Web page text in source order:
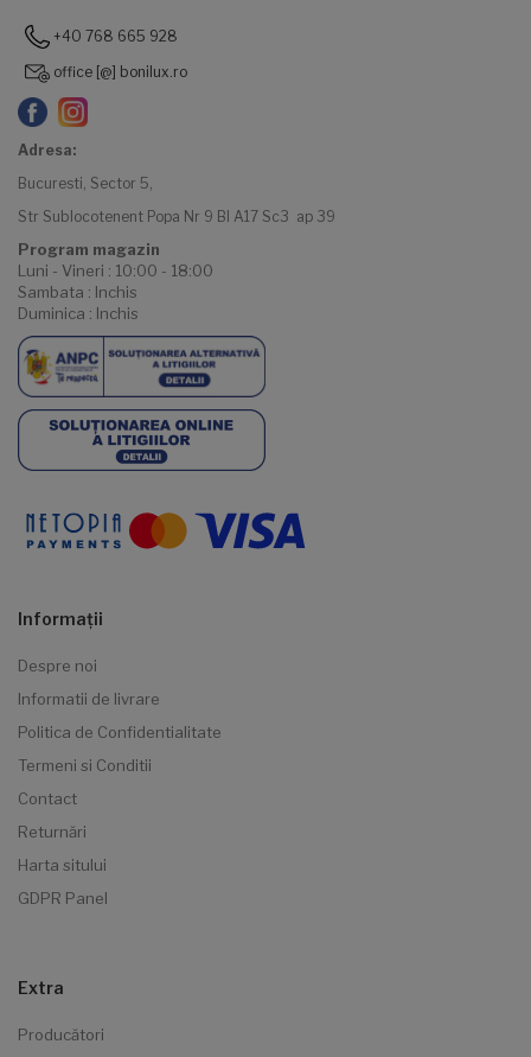
+40 768 665 928
office [@] bonilux.ro
Adresa:
Bucuresti, Sector 5,
Str Sublocotenent Popa Nr 9 Bl A17 Sc3 ap 39
Program magazin
Luni - Vineri : 10:00 - 18:00
Sambata : Inchis
Duminica : Inchis
Informaţii
Despre noi
Informatii de livrare
Politica de Confidentialitate
Termeni si Conditii
Contact
Returnări
Harta sitului
GDPR Panel
Extra
Producători